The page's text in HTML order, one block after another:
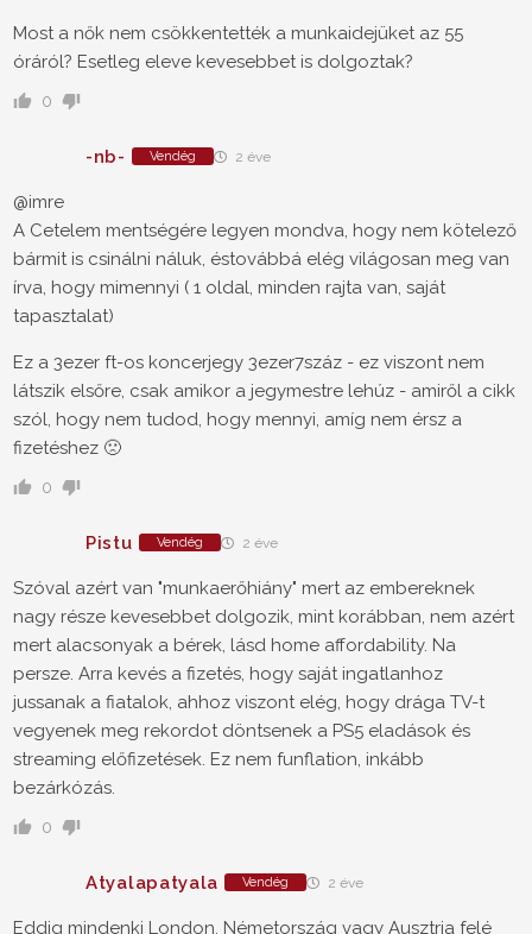
Most a nők nem csökkentették a munkaidejüket az 55
óráról? Esetleg eleve kevesebbet is dolgoztak?
0
-nb- Vendég 2 éve
@imre
A Cetelem mentségére legyen mondva, hogy nem kötelező
bármit is csinálni náluk, éstovábbá elég világosan meg van
írva, hogy mimennyi ( 1 oldal, minden rajta van, saját
tapasztalat)
Ez a 3ezer ft-os koncerjegy 3ezer7száz - ez viszont nem
látszik elsőre, csak amikor a jegymestre lehúz - amiről a cikk
szól, hogy nem tudod, hogy mennyi, amíg nem érsz a
fizetéshez 🙁
0
Pistu Vendég 2 éve
Szóval azért van "munkaerőhiány" mert az embereknek
nagy része kevesebbet dolgozik, mint korábban, nem azért
mert alacsonyak a bérek, lásd home affordability. Na
persze. Arra kevés a fizetés, hogy saját ingatlanhoz
jussanak a fiatalok, ahhoz viszont elég, hogy drága TV-t
vegyenek meg rekordot döntsenek a PS5 eladások és
streaming előfizetések. Ez nem funflation, inkább
bezárkózás.
0
Atyalapatyala Vendég 2 éve
Eddig mindenki London, Németország vagy Ausztria felé